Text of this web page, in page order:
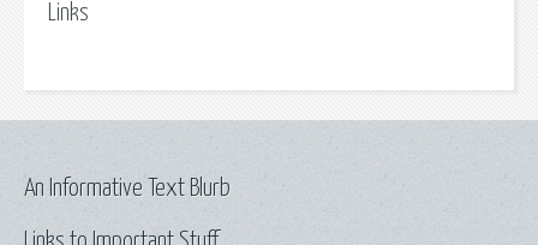
Links
An Informative Text Blurb